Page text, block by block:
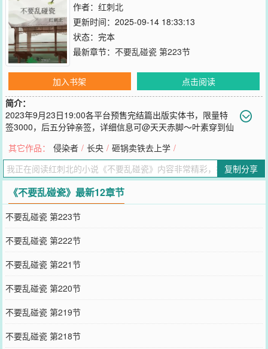
作者： 红刺北
更新时间：2025-09-14 18:33:13
状态：完本
最新章节： 不要乱碰瓷 第223节
加入书架
点击阅读
简介：
2023年9月23日19:00各平台预售完结篇出版实体书，限量特
签3000，后五分钟亲签，详细信息可@天天赤脚～叶素穿到仙
分合合。她生活过得有滋有味，还有狗血偶像剧看。万万没想到妖界
有条小蛇冒充人，来千机门当弟子，偏偏这条小蛇功力不行，妖气四
溢，蛇尾经常一不留神冒出来。作为一个爱好和平，三界平等的人，
叶素为了不让这小蛇被师门斩杀，时不时就要帮他掩盖妖气，挡蛇
尾。叶素：心累。大妖游伏时混进千机门，经常故意暴露自己是妖，
想要借机生事，偏偏千机门有个莫名其妙的人，在他故意泄露妖气
时，会用真气罩过来，其他千机门人压根没有发现妖气。游伏时一不
做二不休，干脆露出真身，吓死这帮正道人士，结果才冒出蛇尾，那
个人衣袍裹过来，还在衣袍下面摸他尾巴！果然，千机门都是一群道
貌岸然的人！连蛇都不放过！！！我的预收文：《全面进化》，男主
鱼青飞，欢迎收藏呀～文案：方回所在星球最终还是爆炸了。但她活
了下来。再睁开眼时，有人正在外面撬她的冷冻舱。“欸。”陌生的黑
发青年手拿着撬棍，另一只手抱着舱板，探脸对上方回的目光，心虚
道，“对不起，我不知道这是你家，要不要现在……帮你恢复原样？”
方回：“……”
您要是觉得《不要乱碰瓷
信里的朋友推荐哦！
其它作品： 侵染者 / 长央 / 砸锅卖铁去上学 /
复制分享
《不要乱碰瓷》最新12章节
不要乱碰瓷 第223节
不要乱碰瓷 第222节
不要乱碰瓷 第221节
不要乱碰瓷 第220节
不要乱碰瓷 第219节
不要乱碰瓷 第218节